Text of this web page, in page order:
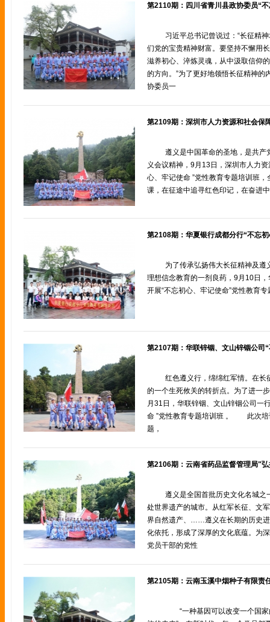
习近平总书记曾说过：“长征精
们党的宝贵精神财富。要坚持不懈用
滋养初心、淬炼灵魂，从中汲取信仰
的方向。”为了更好地领悟长征精神
协委员一
遵义是中国革命的圣地，是共产
义会议精神，9月13日，深圳市人力
心、牢记使命 ”党性教育专题培训班
课，在征途中追寻红色印记，在奋进
第2108期：华夏银行成都分行“不忘
为了传承弘扬伟大长征精神及
理想信念教育的一剂良药，9月10日
开展“不忘初心、牢记使命”党性
红色遵义行，绵绵红军情。在长
的一个生死攸关的转折点。为了进一
月31日，华联锌铟、文山锌铟公司一
命 ”党性教育专题培训班 。 此次培
题，
遵义是全国首批历史文化名城之
处世界遗产的城市。从红军长征、文
界自然遗产、……遵义在长期的历史
化依托，形成了深厚的文化底蕴。为
党员干部的党性
“一种基因可以改变一个国家